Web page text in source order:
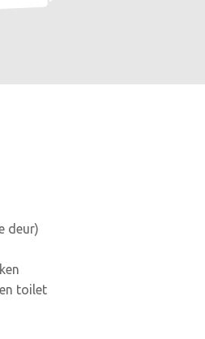
deur)
toilet